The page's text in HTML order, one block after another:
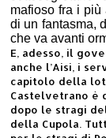
mafioso fra i
di un fantasma,
che va avanti
E, adesso, il
anche l’Aisi, i
capitolo della
Castelvetrano è
dopo le stragi
della Cupola.